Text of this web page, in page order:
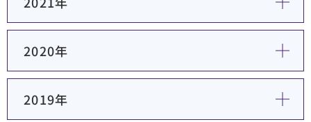
2020年
2019年